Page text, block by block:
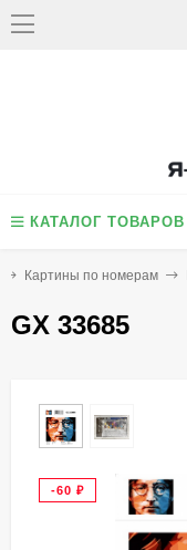
КАТАЛОГ ТОВАРОВ
Картины по номерам
GX 33685
-60 ₽